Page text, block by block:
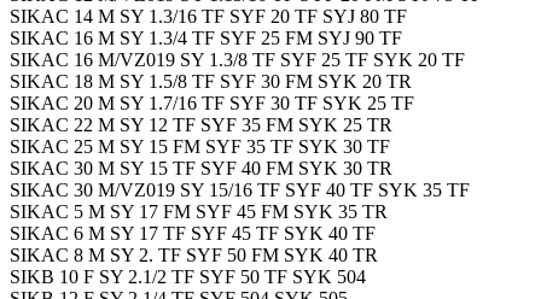
SIKAC 14 M SY 1.3/16 TF SYF 20 TF SYJ 80 TF
SIKAC 16 M SY 1.3/4 TF SYF 25 FM SYJ 90 TF
SIKAC 16 M/VZ019 SY 1.3/8 TF SYF 25 TF SYK 20 TF
SIKAC 18 M SY 1.5/8 TF SYF 30 FM SYK 20 TR
SIKAC 20 M SY 1.7/16 TF SYF 30 TF SYK 25 TF
SIKAC 22 M SY 12 TF SYF 35 FM SYK 25 TR
SIKAC 25 M SY 15 FM SYF 35 TF SYK 30 TF
SIKAC 30 M SY 15 TF SYF 40 FM SYK 30 TR
SIKAC 30 M/VZ019 SY 15/16 TF SYF 40 TF SYK 35 TF
SIKAC 5 M SY 17 FM SYF 45 FM SYK 35 TR
SIKAC 6 M SY 17 TF SYF 45 TF SYK 40 TF
SIKAC 8 M SY 2. TF SYF 50 FM SYK 40 TR
SIKB 10 F SY 2.1/2 TF SYF 50 TF SYK 504